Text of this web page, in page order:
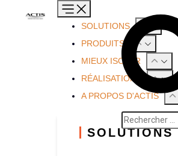
SOLUTIONS
PRODUITS
MIEUX ISOLER
RÉALISATIONS
A PROPOS D'ACTIS
SOLUTIONS